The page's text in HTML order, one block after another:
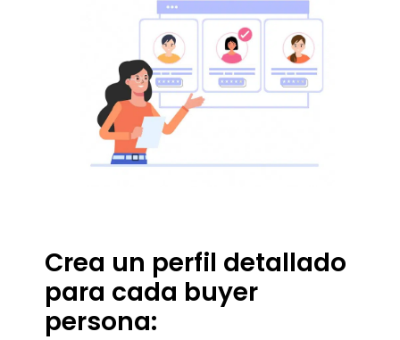
Crea un perfil detallado
para cada buyer
persona: